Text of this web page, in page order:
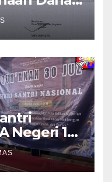
2 Tahun
Negeri 1